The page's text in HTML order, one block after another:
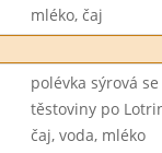
mléko, čaj
polévka sýrová
těstoviny po
čaj, voda, mléko